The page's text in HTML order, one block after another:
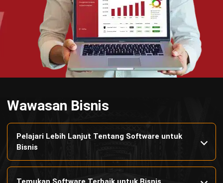
Retail
Construction
Engineering
Mining
FnB
Agriculture
HomeIndustriProdukTentang KamiHubungi Kami